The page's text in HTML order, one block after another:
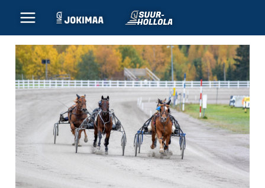
sisältöön